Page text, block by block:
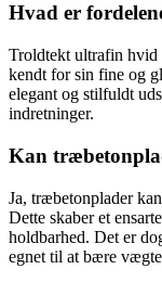
Hvad er
Troldtekt ultrafin hvid
kendt for sin fine og
elegant og stilfuldt
indretninger.
Kan
Ja, træbetonplader
Dette skaber et
holdbarhed. Det er
egnet til at bære